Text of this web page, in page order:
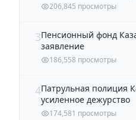
206,845 просмотры
3Пенсионный фонд
заявление
186,558 просмотры
4Патрульная полиция
усиленное дежурство
174,581 просмотры